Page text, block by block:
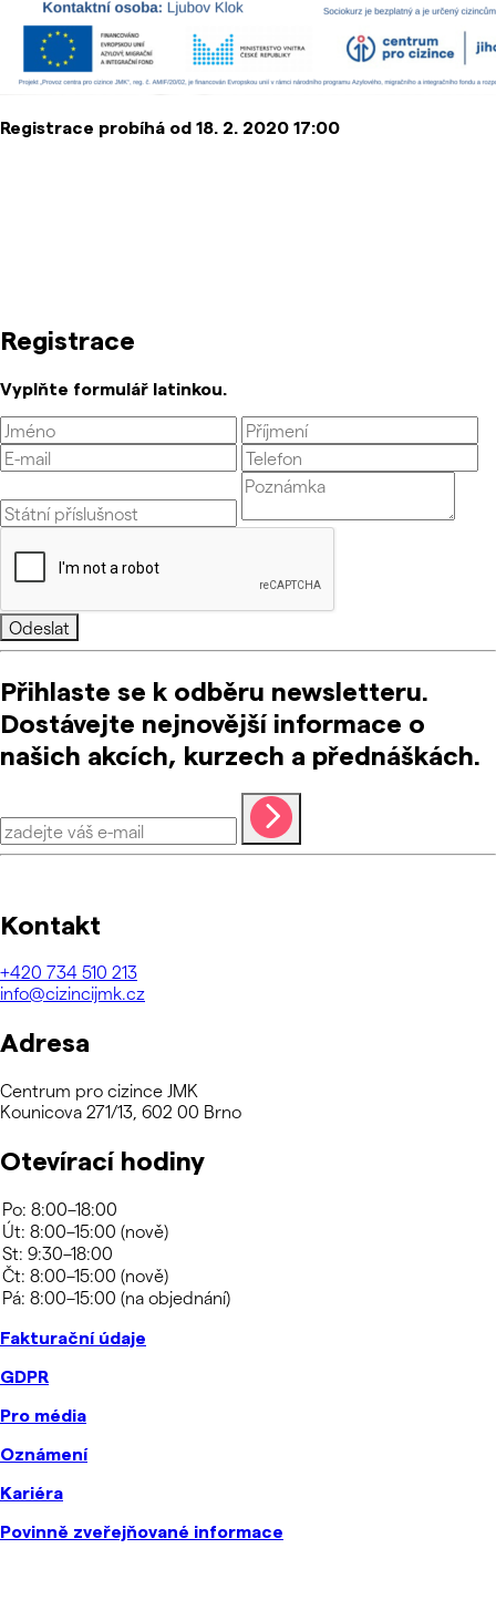
Registrace probíhá od 18. 2. 2020 17:00
Registrace
Vyplňte formulář latinkou.
Odeslat
Přihlaste se k odběru newsletteru.
Dostávejte nejnovější informace o
našich akcích, kurzech a přednáškách.
Kontakt
+420 734 510 213
info@cizincijmk.cz
Adresa
Centrum pro cizince JMK
Kounicova 271/13, 602 00 Brno
Otevírací hodiny
Fakturační údaje
GDPR
Pro média
Oznámení
Kariéra
Povinně zveřejňované informace